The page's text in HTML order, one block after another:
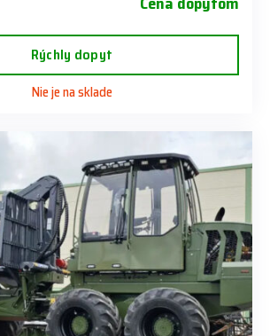
Rýchly dopyt
Nie je na sklade